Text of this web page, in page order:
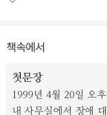
아들의 변명이나 가족의
고 설명하고 또 예방하기
력성을 적당한 거리를 두
책속에서
첫문장
1999년 4월 20일 오
내 사무실에서 장애